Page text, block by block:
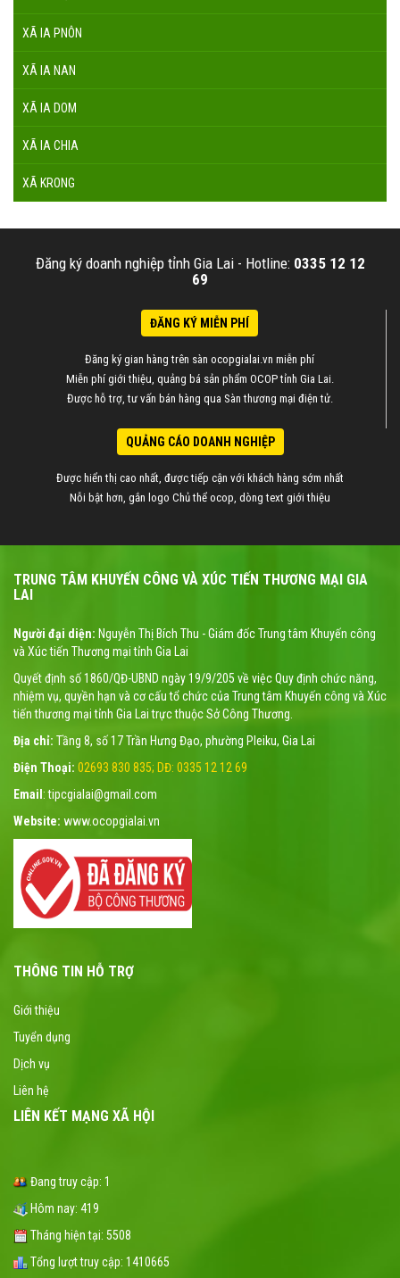
XÃ IA PNÔN
XÃ IA NAN
XÃ IA DOM
XÃ IA CHIA
XÃ KRONG
Đăng ký doanh nghiệp tỉnh Gia Lai - Hotline: 0335 12 12
69
ĐĂNG KÝ MIỄN PHÍ
Đăng ký gian hàng trên sàn ocopgialai.vn miễn phí
Miễn phí giới thiệu, quảng bá sản phẩm OCOP tỉnh Gia Lai.
Được hỗ trợ, tư vấn bán hàng qua Sàn thương mại điện tử.
QUẢNG CÁO DOANH NGHIỆP
Được hiển thị cao nhất, được tiếp cận với khách hàng sớm nhất
Nỗi bật hơn, gắn logo Chủ thể ocop, dòng text giới thiệu
TRUNG TÂM KHUYẾN CÔNG VÀ XÚC TIẾN THƯƠNG MẠI GIA
LAI
Người đại diện: Nguyễn Thị Bích Thu - Giám đốc Trung tâm Khuyến công
và Xúc tiến Thương mại tỉnh Gia Lai
Quyết định số 1860/QĐ-UBND ngày 19/9/205 về việc Quy định chức năng,
nhiệm vụ, quyền hạn và cơ cấu tổ chức của Trung tâm Khuyến công và Xúc
tiến thương mại tỉnh Gia Lai trực thuộc Sở Công Thương.
Địa chỉ: Tầng 8, số 17 Trần Hưng Đạo, phường Pleiku, Gia Lai
Điện Thoại: 02693 830 835; DĐ: 0335 12 12 69
Email : tipcgialai@gmail.com
Website: www.ocopgialai.vn
THÔNG TIN HỖ TRỢ
Giới thiệu
Tuyển dụng
Dịch vụ
Liên hệ
LIÊN KẾT MẠNG XÃ HỘI
Đang truy cập: 1
Hôm nay: 419
Tháng hiện tại: 5508
Tổng lượt truy cập: 1410665